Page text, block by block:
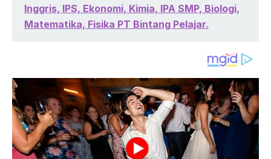
Inggris, IPS, Ekonomi, Kimia, IPA SMP, Biologi,
Matematika, Fisika PT Bintang Pelajar.